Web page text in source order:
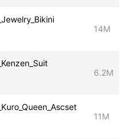
14M
6.2M
11M